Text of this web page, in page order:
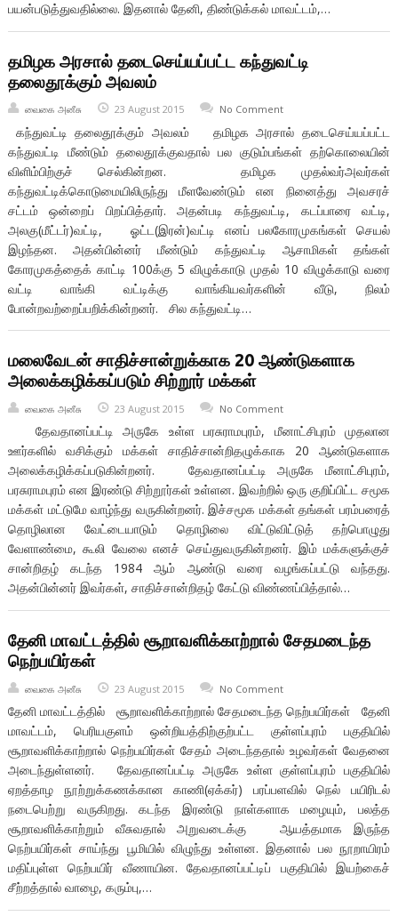
பயன்படுத்துவதில்லை. இதனால் தேனி, திண்டுக்கல் மாவட்டம்,…
தமிழக அரசால் தடைசெய்யப்பட்ட கந்துவட்டி
தலைதூக்கும் அவலம்
வைகை அனீசு 23 August 2015 No Comment
கந்துவட்டி தலைதூக்கும் அவலம் தமிழக அரசால் தடைசெய்யப்பட்ட
கந்துவட்டி மீண்டும் தலைதூக்குவதால் பல குடும்பங்கள் தற்கொலையின்
விளிம்பிற்குச் செல்கின்றன. தமிழக முதல்வர்அவர்கள்
கந்துவட்டிக்கொடுமையிலிருந்து மீளவேண்டும் என நினைத்து அவசரச்
சட்டம் ஒன்றைப் பிறப்பித்தார். அதன்படி கந்துவட்டி, கடப்பாரை வட்டி,
அலகு(மீட்டர்)வட்டி, ஓட்ட(இரன்)வட்டி எனப் பலகோரமுகங்கள் செயல்
இழந்தன. அதன்பின்னர் மீண்டும் கந்துவட்டி ஆசாமிகள் தங்கள்
கோரமுகத்தைக் காட்டி 100க்கு 5 விழுக்காடு முதல் 10 விழுக்காடு வரை
வட்டி வாங்கி வட்டிக்கு வாங்கியவர்களின் வீடு, நிலம்
போன்றவற்றைப்பறிக்கின்றனர். சில கந்துவட்டி…
மலைவேடன் சாதிச்சான்றுக்காக 20 ஆண்டுகளாக
அலைக்கழிக்கப்படும் சிற்றூர் மக்கள்
வைகை அனீசு 23 August 2015 No Comment
தேவதானப்பட்டி அருகே உள்ள பரசுராமபுரம், மீனாட்சிபுரம் முதலான
ஊர்களில் வசிக்கும் மக்கள் சாதிச்சான்றிதழுக்காக 20 ஆண்டுகளாக
அலைக்கழிக்கப்படுகின்றனர். தேவதானப்பட்டி அருகே மீனாட்சிபுரம்,
பரசுராமபுரம் என இரண்டு சிற்றூர்கள் உள்ளன. இவற்றில் ஒரு குறிப்பிட்ட சமூக
மக்கள் மட்டுமே வாழ்ந்து வருகின்றனர். இச்சமூக மக்கள் தங்கள் பரம்பரைத்
தொழிலான வேட்டையாடும் தொழிலை விட்டுவிட்டுத் தற்பொழுது
வேளாண்மை, கூலி வேலை எனச் செய்துவருகின்றனர். இம் மக்களுக்குச்
சான்றிதழ் கடந்த 1984 ஆம் ஆண்டு வரை வழங்கப்பட்டு வந்தது.
அதன்பின்னர் இவர்கள், சாதிச்சான்றிதழ் கேட்டு விண்ணப்பித்தால்…
தேனி மாவட்டத்தில் சூறாவளிக்காற்றால் சேதமடைந்த
நெற்பயிர்கள்
வைகை அனீசு 23 August 2015 No Comment
தேனி மாவட்டத்தில் சூறாவளிக்காற்றால் சேதமடைந்த நெற்பயிர்கள் தேனி
மாவட்டம், பெரியகுளம் ஒன்றியத்திற்குற்பட்ட குள்ளப்புரம் பகுதியில்
சூறாவளிக்காற்றால் நெற்பயிர்கள் சேதம் அடைந்ததால் உழவர்கள் வேதனை
அடைந்துள்ளனர். தேவதானப்பட்டி அருகே உள்ள குள்ளப்புரம் பகுதியில்
ஏறத்தாழ நூற்றுக்கணக்கான காணி(ஏக்கர்) பரப்பளவில் நெல் பயிரிடல்
நடைபெற்று வருகிறது. கடந்த இரண்டு நாள்களாக மழையும், பலத்த
சூறாவளிக்காற்றும் வீசுவதால் அறுவடைக்கு ஆயத்தமாக இருந்த
நெற்பயிர்கள் சாய்ந்து பூமியில் விழுந்து உள்ளன. இதனால் பல நூறாயிரம்
மதிப்புள்ள நெற்பயிர் வீணாயின. தேவதானப்பட்டிப் பகுதியில் இயற்கைச்
சீற்றத்தால் வாழை, கரும்பு,…